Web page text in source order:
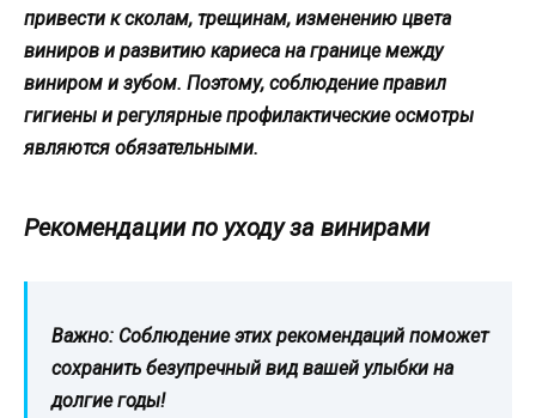
привести к сколам, трещинам, изменению цвета
виниров и развитию кариеса на границе между
виниром и зубом. Поэтому, соблюдение правил
гигиены и регулярные профилактические осмотры
являются обязательными.
Рекомендации по уходу за винирами
Важно: Соблюдение этих рекомендаций поможет
сохранить безупречный вид вашей улыбки на
долгие годы!